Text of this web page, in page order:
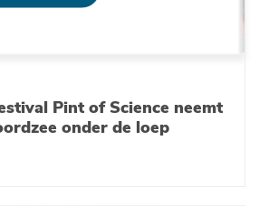
Pint of Science neemt
onder de loep